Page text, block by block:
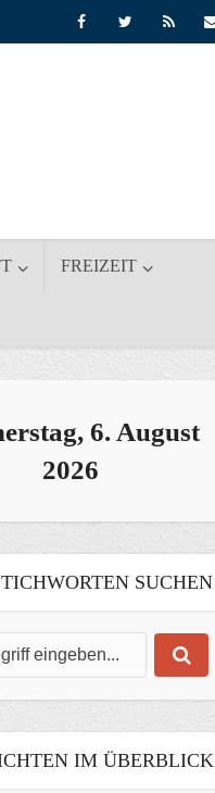
FREIZEIT
6. August
2026
SUCHEN
IM ÜBERBLICK